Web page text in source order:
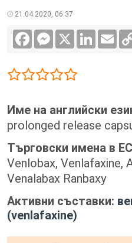
21.04.2020, 06:37
FacebookMessenger LinkedIn
1/52/53/54/55/5
Име на английски
prolonged release
Търговски имена в
Venlobax, Venlafaxine,
Venalabax Ranbaxy
Активни съставки:
(venlafaxine)